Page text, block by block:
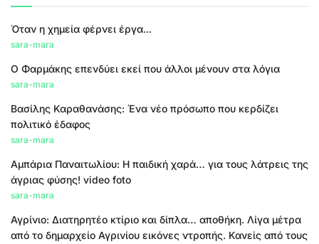
Όταν η χημεία φέρνει έργα...
sara-mara
Ο Φαρμάκης επενδύει εκεί που άλλοι μένουν στα λόγια
sara-mara
Βασίλης Καραθανάσης: Ένα νέο πρόσωπο που κερδίζει
πολιτικό έδαφος
sara-mara
Αμπάρια Παναιτωλίου: Η παιδική χαρά… για τους λάτρεις της
άγριας φύσης! video foto
sara-mara
Αγρίνιο: Διατηρητέο κτίριο και δίπλα… αποθήκη. Λίγα μέτρα
από το δημαρχείο Αγρινίου εικόνες ντροπής. Κανείς από τους